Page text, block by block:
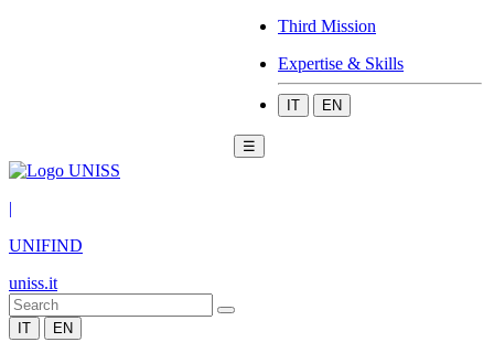
Third Mission
Expertise & Skills
IT EN
☰
|
UNIFIND
uniss.it
IT EN